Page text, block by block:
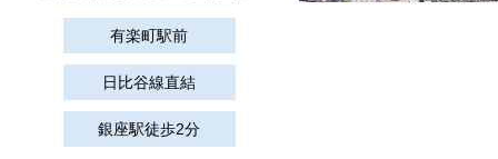
有楽町駅前
日比谷線直結
銀座駅徒歩2分